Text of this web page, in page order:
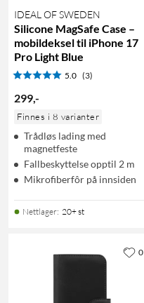
IDEAL OF SWEDEN
Silicone MagSafe Case –
mobildeksel til iPhone 17
Pro Light Blue
5.0 (3)
299,-
Finnes i 8 varianter
Trådløs lading med
magnetfeste
Fallbeskyttelse opptil 2 m
Mikrofiberfôr på innsiden
Nettlager: 20+ st
0